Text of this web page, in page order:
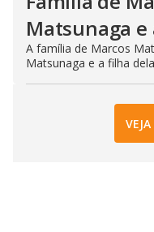
Matsunaga
A família de Marcos
Matsunaga e a filha